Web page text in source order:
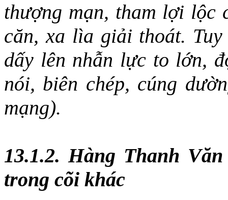
thượng mạn, tham lợi lộc
căn, xa lìa giải thoát.
dấy lên nhẫn lực to lớn,
nói, biên chép, cúng
mạng).
13.1.2. Hàng Thanh
trong cõi khác